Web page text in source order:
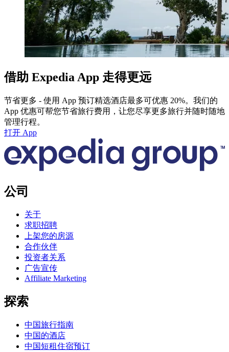
借助 Expedia App 走得更远
节省更多 - 使用 App 预订精选酒店最多可优惠 20%。我们的
App 优惠可帮您节省旅行费用，让您尽享更多旅行并随时随地
管理行程。
打开 App
公司
关于
求职招聘
上架您的房源
合作伙伴
投资者关系
广告宣传
Affiliate Marketing
探索
中国旅行指南
中国的酒店
中国短租住宿预订